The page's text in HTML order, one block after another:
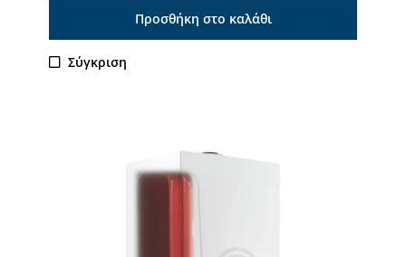
Προσθήκη στο καλάθι
Σύγκριση